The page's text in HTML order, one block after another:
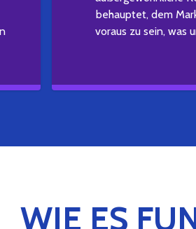
behauptet, dem
voraus zu sein, was
WIE ES